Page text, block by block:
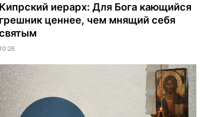
Кипрский иерарх: Для Бога кающийся
грешник ценнее, чем мнящий себя